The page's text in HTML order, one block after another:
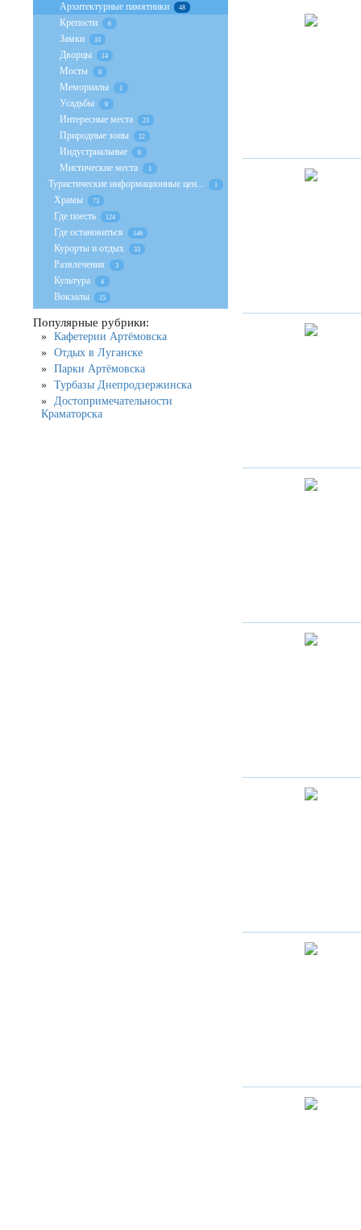
Архитектурные памятники 48
Крепости 6
Замки 10
Дворцы 14
Мосты 0
Мемориалы 1
Усадьбы 9
Интересные места 23
Природные зоны 22
Индустриальные 0
Мистические места 1
Туристические информационные цен... 1
Храмы 73
Где поесть 124
Где остановиться 146
Курорты и отдых 33
Развлечения 3
Культура 4
Вокзалы 15
Популярные рубрики:
Кафетерии Артёмовска
Отдых в Луганске
Парки Артёмовска
Турбазы Днепродзержинска
Достопримечательности
Краматорска